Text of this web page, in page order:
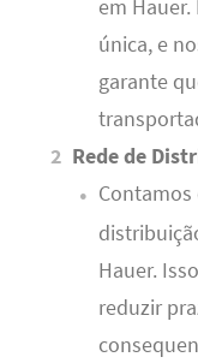
em
única, e
garante
Rede de
Contamos
Hauer.
reduzir